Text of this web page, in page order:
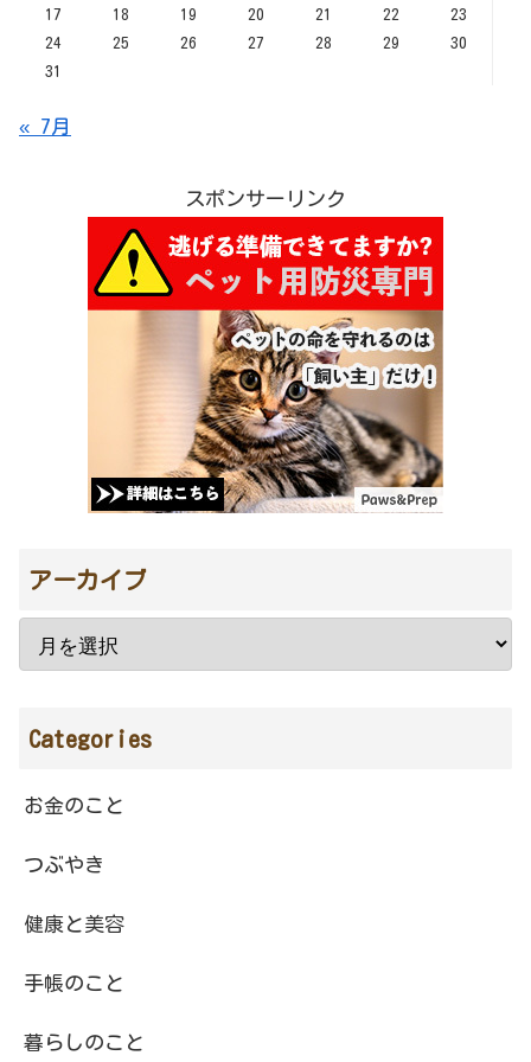
17 18 19 20 21 22
23
24
25 26 27 28 29
30
31
« 7月
スポンサーリンク
アーカイブ
Categories
お金のこと
つぶやき
健康と美容
手帳のこと
暮らしのこと